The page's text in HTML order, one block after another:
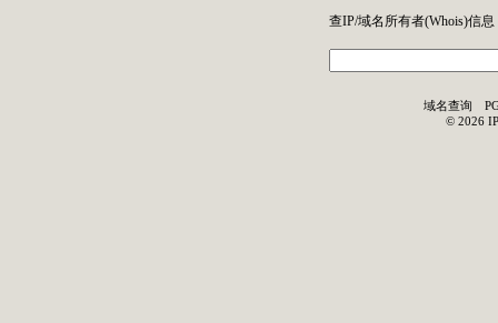
查IP/域名所有者(Whois)信息
域名查询
© 2026